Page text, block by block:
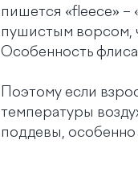
пишется «fleece» –
пушистым ворсом,
Особенность флиса
Поэтому если
температуры
поддевы, особенно